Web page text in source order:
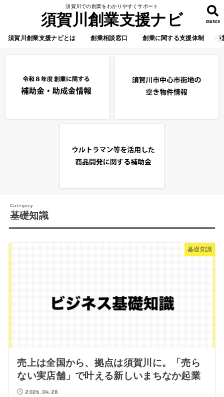
須賀川での創業をわかりやすくサポート
須賀川創業支援ナビ SEARCH
須賀川創業支援ナビとは 創業相談窓口 創業に関する支援体制
基礎知識
基礎知識
売上は全国から、拠点は須賀川に。「売ら
ない実店舗」で叶える新しいまちなか起業
2026.04.28